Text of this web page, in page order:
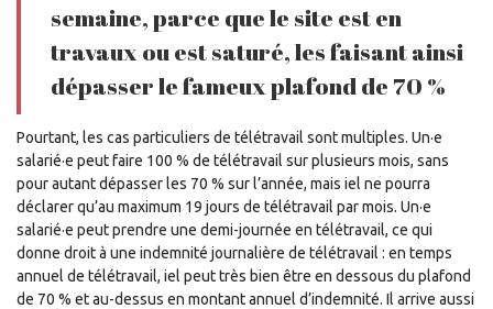
semaine, parce que le site est en
travaux ou est saturé, les faisant ainsi
dépasser le fameux plafond de 70 %
Pourtant, les cas particuliers de télétravail sont multiples. Un·e
salarié·e peut faire 100 % de télétravail sur plusieurs mois, sans
pour autant dépasser les 70 % sur l’année, mais iel ne pourra
déclarer qu’au maximum 19 jours de télétravail par mois. Un·e
salarié·e peut prendre une demi-journée en télétravail, ce qui
donne droit à une indemnité journalière de télétravail : en temps
annuel de télétravail, iel peut très bien être en dessous du plafond
de 70 % et au-dessus en montant annuel d’indemnité. Il arrive aussi